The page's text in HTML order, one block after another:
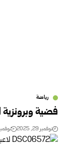
رياضة
فضية
نوفمبر 29, 2025 نوفمبر 29,